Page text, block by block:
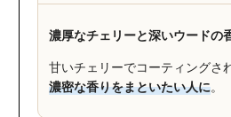
濃厚なチェリーと深いウードの
甘いチェリーでコーティングさ
濃密な香りをまといたい人に。